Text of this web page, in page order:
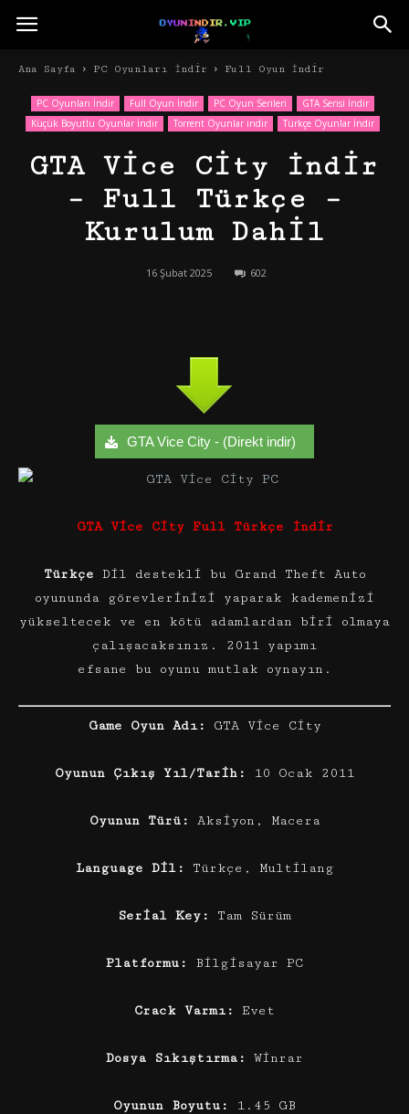
Ana Sayfa PC Oyunları İndir Full Oyun İndir
PC Oyunları İndir Full Oyun İndir PC Oyun Serileri
GTA Serisi İndir
Küçük Boyutlu Oyunlar İndir
Torrent Oyunlar indir Türkçe Oyunlar İndir
GTA Vice City İndir
– Full Türkçe –
Kurulum Dahil
16 Şubat 2025 602
GTA Vice City - (Direkt indir)
GTA Vice City Full Türkçe İndir
Türkçe Dil destekli bu Grand Theft Auto
oyununda görevlerinizi yaparak kademenizi
yükseltecek ve en kötü adamlardan biri olmaya
çalışacaksınız. 2011 yapımı
efsane bu oyunu mutlak oynayın.
Game Oyun Adı: GTA Vice City
Oyunun Çıkış Yıl/Tarih: 10 Ocak 2011
Oyunun Türü: Aksiyon, Macera
Language Dil: Türkçe, Multilang
Serial Key: Tam Sürüm
Platformu: Bilgisayar PC
Crack Varmı: Evet
Dosya Sıkıştırma: Winrar
Oyunun Boyutu: 1.45 GB